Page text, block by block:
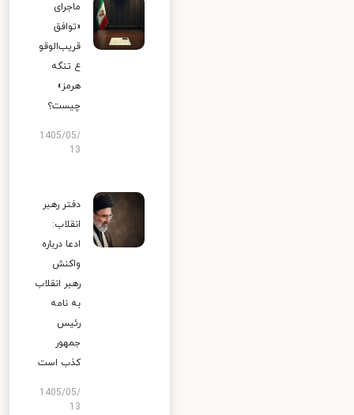
ماجرای
«توافق
قریب‌الوقو
ع تنگه
هرمز»
چیست؟
1405/05/
13
دفتر رهبر
انقلاب:
ادعا درباره
واکنش
رهبر انقلاب
به نامه
رئیس
جمهور
کذب است
1405/05/
13